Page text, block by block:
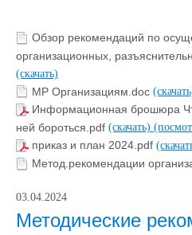
Обзор рекомендаций по
организационных,
(скачать)
МР Организациям.doc
Информационная брошюра
ней бороться.pdf (скачать)
приказ и план 2024.pdf
Метод.рекомендации
03.04.2024
Методические